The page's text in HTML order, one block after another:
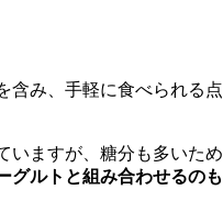
含み、手軽に食べられる点
いますが、糖分も多いため
グルトと組み合わせるのも